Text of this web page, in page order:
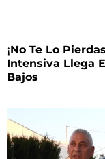
¡No Te Lo
Intensiva Llega
Bajos